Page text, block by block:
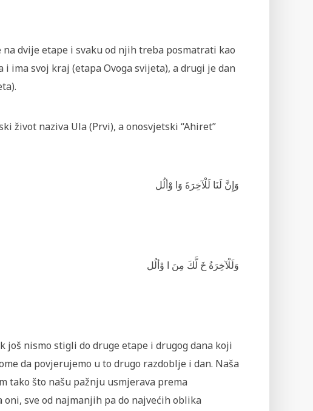
dvije etape i svaku od njih treba posmatrati kao
i ima svoj kraj (etapa Ovoga svijeta), a drugi je dan
život naziva Ula (Prvi), a onosvjetski “Ahiret”
وَإِنَّ لَنَا لَلْآخِرَةَ وَا وْألُل
وَلَلْآخِرَةُ خَ لَّكَ مِنَ ا وْألُل
još nismo stigli do druge etape i drugog dana koji
da povjerujemo u to drugo razdoblje i dan. Naša
tako što našu pažnju usmjerava prema
sve od najmanjih pa do najvećih oblika